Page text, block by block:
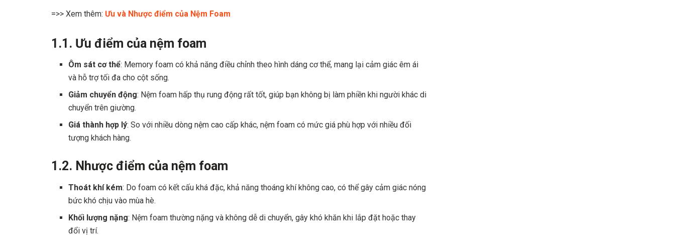
=>> Xem thêm: Ưu và Nhược điểm của Nệm Foam
1.1. Ưu điểm của nệm foam
Ôm sát cơ thể: Memory foam có khả năng điều chỉnh theo hình dáng cơ thể, mang lại cảm giác êm ái
và hỗ trợ tối đa cho cột sống.
Giảm chuyển động: Nệm foam hấp thụ rung động rất tốt, giúp bạn không bị làm phiền khi người khác di
chuyển trên giường.
Giá thành hợp lý: So với nhiều dòng nệm cao cấp khác, nệm foam có mức giá phù hợp với nhiều đối
tượng khách hàng.
1.2. Nhược điểm của nệm foam
Thoát khí kém: Do foam có kết cấu khá đặc, khả năng thoáng khí không cao, có thể gây cảm giác nóng
bức khó chịu vào mùa hè.
Khối lượng nặng: Nệm foam thường nặng và không dễ di chuyển, gây khó khăn khi lắp đặt hoặc thay
đổi vị trí.